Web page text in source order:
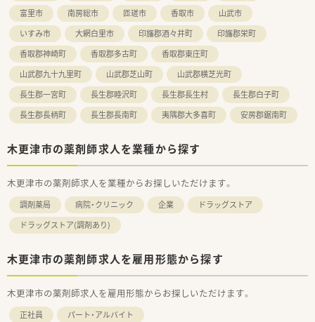
富里市
南房総市 匝瑳市 香取市
山武市
いすみ市
大網白里市 印旛郡酒々井町
印旛郡栄町
香取郡神崎町
香取郡多古町
香取郡東庄町
山武郡九十九里町
山武郡芝山町
山武郡横芝光町
長生郡一宮町
長生郡睦沢町 長生郡長生村
長生郡白子町
長生郡長柄町
長生郡長南町 夷隅郡大多喜町 安房郡鋸南町
木更津市の薬剤師求人を業種から探す
木更津市の薬剤師求人を業種からお探しいただけます。
調剤薬局 病院・クリニック 企業
ドラッグストア
ドラッグストア(調剤あり)
木更津市の薬剤師求人を雇用形態から探す
木更津市の薬剤師求人を雇用形態からお探しいただけます。
正社員 パート・アルバイト